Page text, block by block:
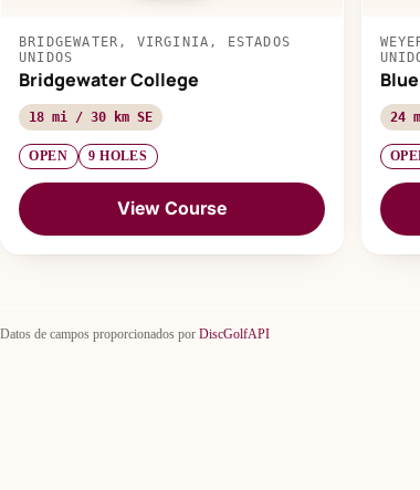
BRIDGEWATER, VIRGINIA, ESTADOS
UNIDOS
Bridgewater College
18 mi / 30 km SE
OPEN 9 HOLES
View Course
24
Datos de campos proporcionados por DiscGolfAPI